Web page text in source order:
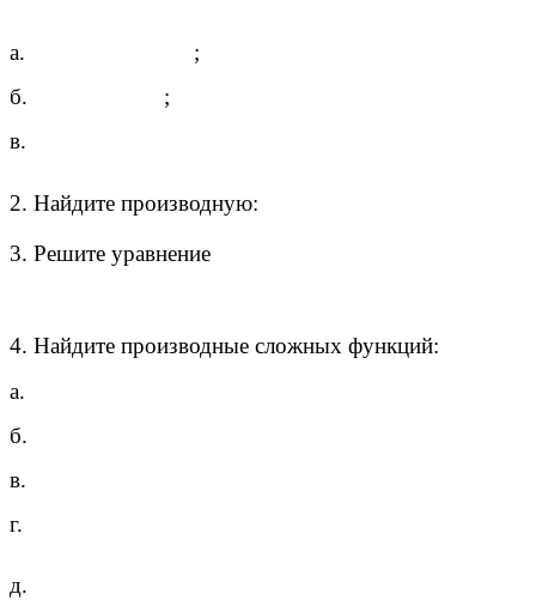
а.
;
б.
;
в.
2. Найдите производную:
3. Решите уравнение
4. Найдите производные сложных функций:
а.
б.
в.
г.
д.